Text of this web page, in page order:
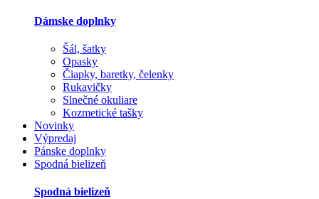
Dámske doplnky
Šál, šatky
Opasky
Čiapky, baretky, čelenky
Rukavičky
Slnečné okuliare
Kozmetické tašky
Novinky
Výpredaj
Pánske doplnky
Spodná bielizeň
Spodná bielizeň